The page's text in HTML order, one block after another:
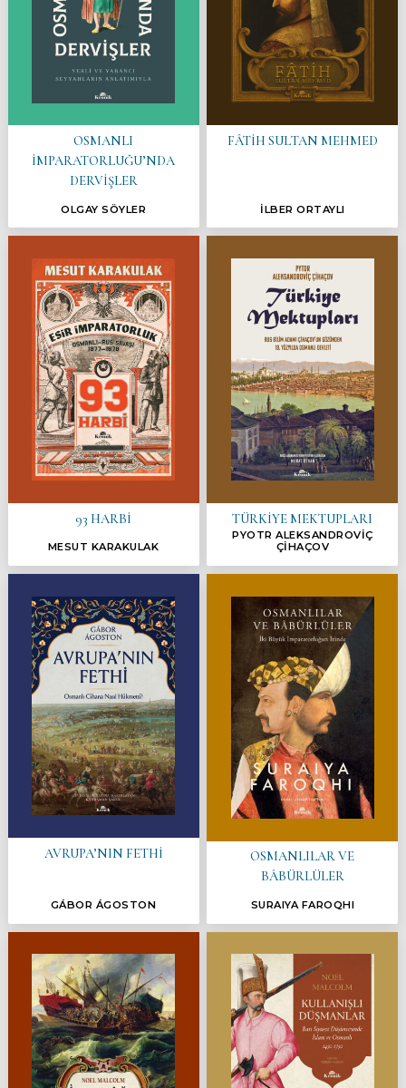
OSMANLI
İMPARATORLUĞU’NDA
DERVİŞLER
OLGAY SÖYLER
FÂTİH SULTAN MEHMED
İLBER ORTAYLI
93 HARBİ
MESUT KARAKULAK
TÜRKİYE MEKTUPLARI
PYOTR ALEKSANDROVİÇ
ÇİHAÇOV
AVRUPA’NIN FETHİ
GÁBOR ÁGOSTON
OSMANLILAR VE
BÂBÜRLÜLER
SURAIYA FAROQHI